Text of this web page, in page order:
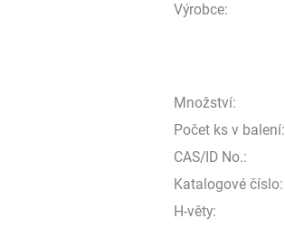
Výrobce:
Množství:
Počet ks v balení:
CAS/ID No.:
Katalogové číslo:
H-věty: